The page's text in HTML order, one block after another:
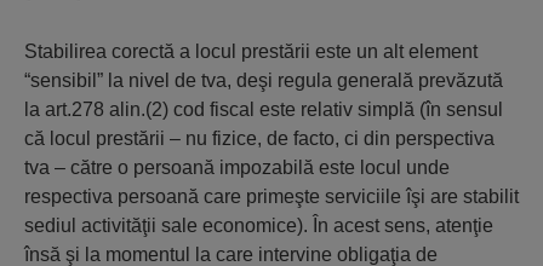
Stabilirea corectă a locul prestării este un alt element
“sensibil” la nivel de tva, deşi regula generală prevăzută
la art.278 alin.(2) cod fiscal este relativ simplă (în sensul
că locul prestării – nu fizice, de facto, ci din perspectiva
tva – către o persoană impozabilă este locul unde
respectiva persoană care primeşte serviciile îşi are stabilit
sediul activităţii sale economice). În acest sens, atenţie
însă şi la momentul la care intervine obligaţia de